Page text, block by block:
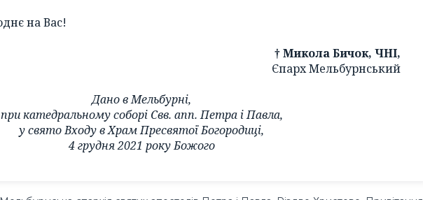
на Вас!
† Микола Бичок, ЧНІ,
Єпарх Мельбурнський
Дано в Мельбурні,
при катедральному соборі Свв. апп. Петра і Павла,
у свято Входу в Храм Пресвятої Богородиці,
4 грудня 2021 року Божого